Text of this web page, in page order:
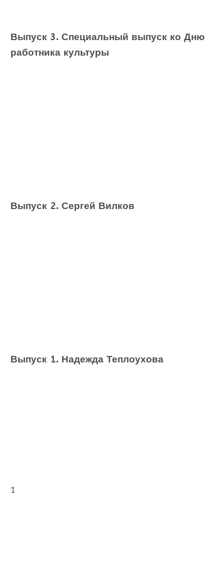
Выпуск 3. Специальный выпуск ко Дню
работника культуры
Выпуск 2. Сергей Вилков
Выпуск 1. Надежда Теплоухова
1